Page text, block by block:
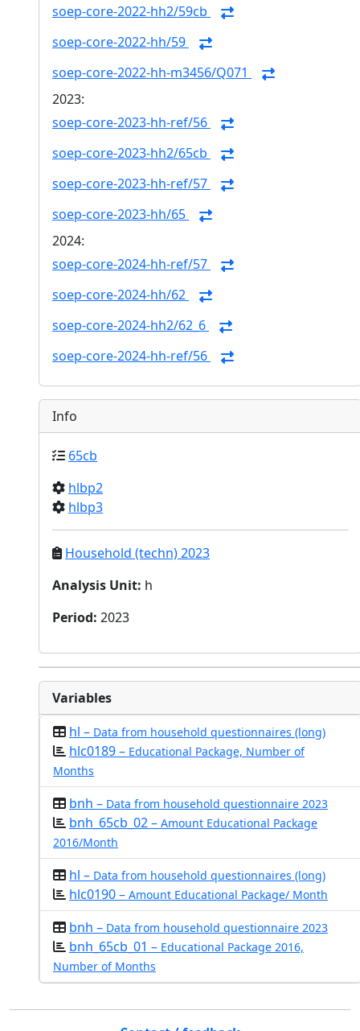
soep-core-2022-hh2/59cb
soep-core-2022-hh/59
soep-core-2022-hh-m3456/Q071
2023:
soep-core-2023-hh-ref/56
soep-core-2023-hh2/65cb
soep-core-2023-hh-ref/57
soep-core-2023-hh/65
2024:
soep-core-2024-hh-ref/57
soep-core-2024-hh/62
soep-core-2024-hh2/62_6
soep-core-2024-hh-ref/56
Info
65cb
hlbp2
hlbp3
Household (techn) 2023
Analysis Unit: h
Period: 2023
Variables
hl – Data from household questionnaires (long)
hlc0189 – Educational Package, Number of
Months
bnh – Data from household questionnaire 2023
bnh_65cb_02 – Amount Educational Package
2016/Month
hl – Data from household questionnaires (long)
hlc0190 – Amount Educational Package/ Month
bnh – Data from household questionnaire 2023
bnh_65cb_01 – Educational Package 2016,
Number of Months